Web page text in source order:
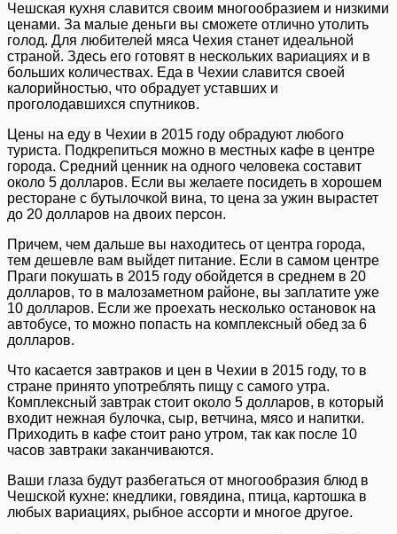
Чешская кухня славится своим многообразием и низкими
ценами. За малые деньги вы сможете отлично утолить
голод. Для любителей мяса Чехия станет идеальной
страной. Здесь его готовят в нескольких вариациях и в
больших количествах. Еда в Чехии славится своей
калорийностью, что обрадует уставших и
проголодавшихся спутников.
Цены на еду в Чехии в 2015 году обрадуют любого
туриста. Подкрепиться можно в местных кафе в центре
города. Средний ценник на одного человека составит
около 5 долларов. Если вы желаете посидеть в хорошем
ресторане с бутылочкой вина, то цена за ужин вырастет
до 20 долларов на двоих персон.
Причем, чем дальше вы находитесь от центра города,
тем дешевле вам выйдет питание. Если в самом центре
Праги покушать в 2015 году обойдется в среднем в 20
долларов, то в малозаметном районе, вы заплатите уже
10 долларов. Если же проехать несколько остановок на
автобусе, то можно попасть на комплексный обед за 6
долларов.
Что касается завтраков и цен в Чехии в 2015 году, то в
стране принято употреблять пищу с самого утра.
Комплексный завтрак стоит около 5 долларов, в который
входит нежная булочка, сыр, ветчина, мясо и напитки.
Приходить в кафе стоит рано утром, так как после 10
часов завтраки заканчиваются.
Ваши глаза будут разбегаться от многообразия блюд в
Чешской кухне: кнедлики, говядина, птица, картошка в
любых вариациях, рыбное ассорти и многое другое.